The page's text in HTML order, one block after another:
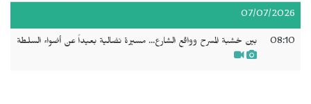
07/07/2026
08:10 بين خشبة المسرح وواقع الشارع... مسيرة نضالية بعيداً عن أضواء السلطة